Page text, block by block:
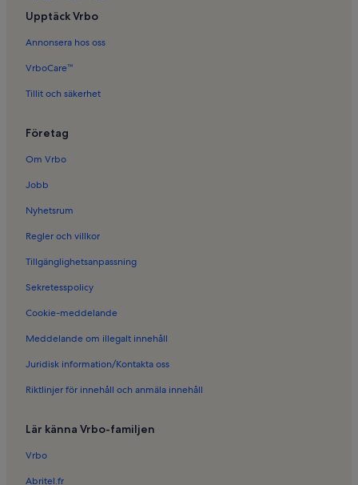
Semesterboenden i Christinehofs Ekopark
Semesterboenden i Skårby
Semesterboenden i Tomelilla Golfklubb
Semesterboenden i Stortorget
Semesterboenden i Svarte
Semesterboenden i Börringe
Semesterboenden i Nybrostrand
Semesterboenden i Ale stenar
Semesterboenden i Svaneholms slott
Semesterboenden i Vollsjö
Semesterboenden i Västra Vemmenhög
Semesterboenden i Fyledalens naturreservat
Upptäck Vrbo
Annonsera hos oss
VrboCare™
Tillit och säkerhet
Företag
Om Vrbo
Jobb
Nyhetsrum
Regler och villkor
Tillgänglighetsanpassning
Sekretesspolicy
Cookie-meddelande
Meddelande om illegalt innehåll
Juridisk information/Kontakta oss
Riktlinjer för innehåll och anmäla innehåll
Lär känna Vrbo-familjen
Vrbo
Abritel.fr